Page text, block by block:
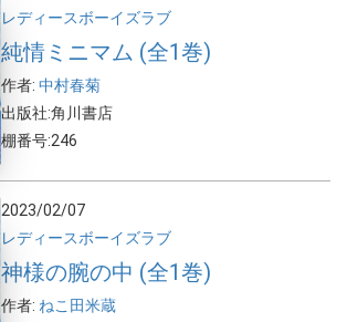
レディースボーイズラブ
純情ミニマム (全1巻)
作者: 中村春菊
出版社:角川書店
棚番号:246
2023/02/07
レディースボーイズラブ
神様の腕の中 (全1巻)
作者: ねこ田米蔵